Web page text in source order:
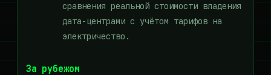
сравнения реальной стоимости владения
дата-центрами с учётом тарифов на
электричество.
За рубежом